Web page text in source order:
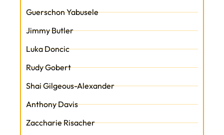
Guerschon Yabusele
Jimmy Butler
Luka Doncic
Rudy Gobert
Shai Gilgeous-Alexander
Anthony Davis
Zaccharie Risacher